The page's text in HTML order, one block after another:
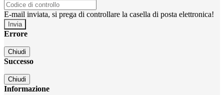
E-mail inviata, si prega di controllare la casella di posta elettronica!
Errore
Chiudi
Successo
Chiudi
Informazione